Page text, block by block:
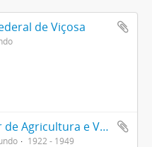
de Viçosa
Escola Superior de Agricultura e Veterinária (ESAV)
1922 - 1949